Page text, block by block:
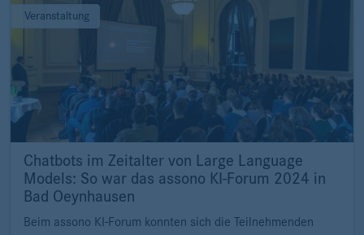
Veranstaltung
Chatbots im Zeitalter von Large Language
Models: So war das assono KI-Forum 2024 in
Bad Oeynhausen
Beim assono KI-Forum konnten sich die Teilnehmenden